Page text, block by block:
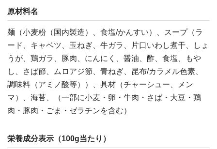
原材料名
麺（小麦粉（国内製造）、食塩/かんすい）、スープ（ラ
ード、キャベツ、玉ねぎ、牛ガラ、片口いわし煮干、しょ
うが、鶏ガラ、豚肉、にんにく、醤油、酢、食塩、もや
し、さば節、ムロアジ節、青ねぎ、昆布/カラメル色素、
調味料（アミノ酸等））、具材（チャーシュー、メン
マ）、海苔、（一部に小麦・卵・牛肉・さば・大豆・鶏
肉・豚肉・ごま・ゼラチンを含む）
栄養成分表示（100g当たり）